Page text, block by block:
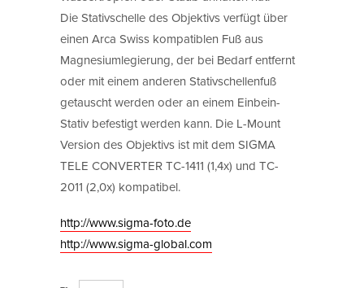
Die Stativschelle des Objektivs verfügt über
einen Arca Swiss kompatiblen Fuß aus
Magnesiumlegierung, der bei Bedarf entfernt
oder mit einem anderen Stativschellenfuß
getauscht werden oder an einem Einbein-
Stativ befestigt werden kann. Die L-Mount
Version des Objektivs ist mit dem SIGMA
TELE CONVERTER TC-1411 (1,4x) und TC-
2011 (2,0x) kompatibel.
http://www.sigma-foto.de
http://www.sigma-global.com